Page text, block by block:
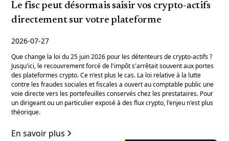
Le fisc peut désormais saisir vos crypto-actifs
directement sur votre plateforme
2026-07-27
Que change la loi du 25 juin 2026 pour les détenteurs de crypto-actifs ?
Jusqu'ici, le recouvrement forcé de l'impôt s'arrêtait souvent aux portes
des plateformes crypto. Ce n'est plus le cas. La loi relative à la lutte
contre les fraudes sociales et fiscales a ouvert au comptable public une
voie directe vers les portefeuilles conservés chez les prestataires. Pour
un dirigeant ou un particulier exposé à des flux crypto, l'enjeu n'est plus
théorique.
En savoir plus